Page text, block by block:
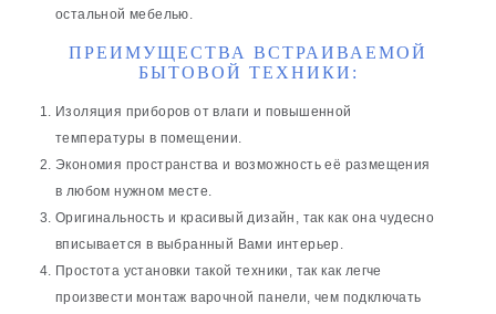
остальной мебелью.
ПРЕИМУЩЕСТВА ВСТРАИВАЕМОЙ
БЫТОВОЙ ТЕХНИКИ:
Изоляция приборов от влаги и повышенной
температуры в помещении.
Экономия пространства и возможность её размещения
в любом нужном месте.
Оригинальность и красивый дизайн, так как она чудесно
вписывается в выбранный Вами интерьер.
Простота установки такой техники, так как легче
произвести монтаж варочной панели, чем подключать